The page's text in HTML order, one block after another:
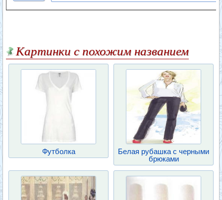
Картинки с похожим названием
Футболка
Белая рубашка с черными
брюками